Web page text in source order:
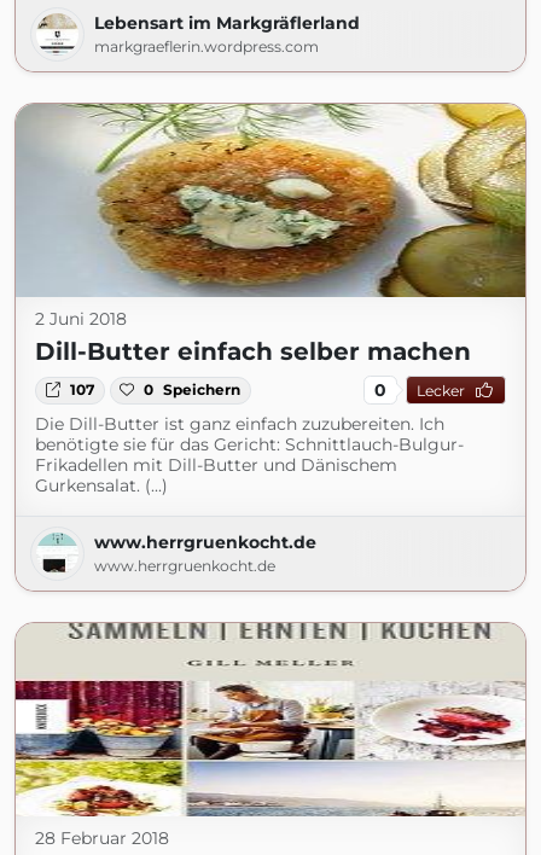
Lebensart im Markgräflerland
markgraeflerin.wordpress.com
2 Juni 2018
Dill-Butter einfach selber machen
107 0 Speichern 0 Lecker
Die Dill-Butter ist ganz einfach zuzubereiten. Ich
benötigte sie für das Gericht: Schnittlauch-Bulgur-
Frikadellen mit Dill-Butter und Dänischem
Gurkensalat. (...)
www.herrgruenkocht.de
www.herrgruenkocht.de
28 Februar 2018